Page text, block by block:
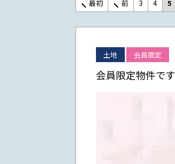
最初
前 3 4 5
土地 会員限定
会員限定物件です